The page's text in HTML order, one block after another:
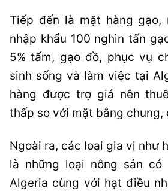
Tiếp đến là mặt hàng gạo,
nhập khẩu 100 nghìn tấn
5% tấm, gạo đồ, phục vụ
sinh sống và làm việc tại
hàng được trợ giá nên
thấp so với mặt bằng chung,
Ngoài ra, các loại gia vị như
là những loại nông sản
Algeria cùng với hạt điều